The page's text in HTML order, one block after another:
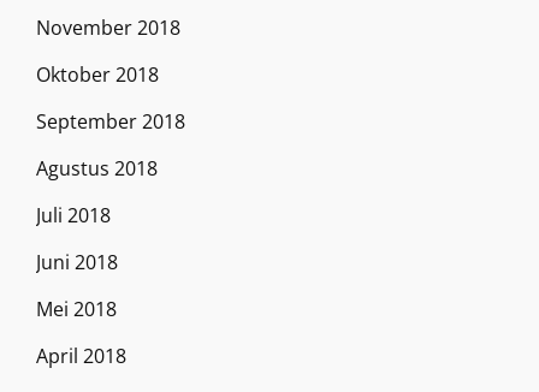
November 2018
Oktober 2018
September 2018
Agustus 2018
Juli 2018
Juni 2018
Mei 2018
April 2018